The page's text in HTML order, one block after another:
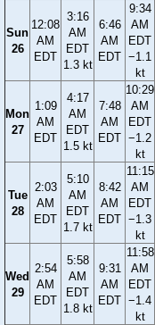
Sun
26
12:08
AM
EDT
3:16
AM
EDT
1.3 kt
6:46
AM
EDT
9:34
AM
EDT
−1.1
kt
Mon
27
1:09
AM
EDT
4:17
AM
EDT
1.5 kt
7:48
AM
EDT
10:29
AM
EDT
−1.2
kt
Tue
28
2:03
AM
EDT
5:10
AM
EDT
1.7 kt
8:42
AM
EDT
11:15
AM
EDT
−1.3
kt
Wed
29
2:54
AM
EDT
5:58
AM
EDT
1.8 kt
9:31
AM
EDT
11:58
AM
EDT
−1.4
kt